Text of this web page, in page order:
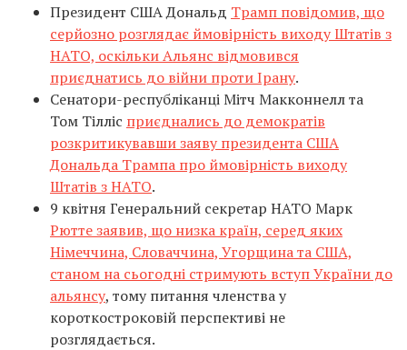
Президент США Дональд Трамп повідомив, що
серйозно розглядає ймовірність виходу Штатів з
НАТО, оскільки Альянс відмовився
приєднатись до війни проти Ірану.
Сенатори-республіканці Мітч Макконнелл та
Том Тілліс приєднались до демократів
розкритикувавши заяву президента США
Дональда Трампа про ймовірність виходу
Штатів з НАТО.
9 квітня Генеральний секретар НАТО Марк
Рютте заявив, що низка країн, серед яких
Німеччина, Словаччина, Угорщина та США,
станом на сьогодні стримують вступ України до
альянсу, тому питання членства у
короткостроковій перспективі не
розглядається.